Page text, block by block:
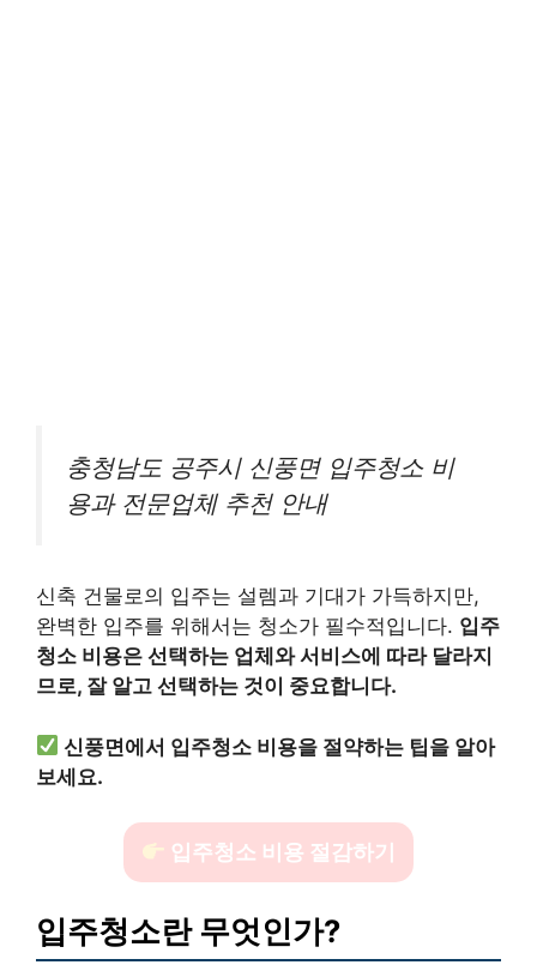
충청남도 공주시 신풍면 입주청소 비
용과 전문업체 추천 안내
신축 건물로의 입주는 설렘과 기대가 가득하지만,
완벽한 입주를 위해서는 청소가 필수적입니다. 입주
청소 비용은 선택하는 업체와 서비스에 따라 달라지
므로, 잘 알고 선택하는 것이 중요합니다.
신풍면에서 입주청소 비용을 절약하는 팁을 알아
보세요.
입주청소 비용 절감하기
입주청소란 무엇인가?